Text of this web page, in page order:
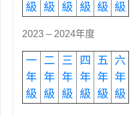
級 級 級 級 級 級
2023 – 2024年度
一
年
級
二
年
級
三
年
級
四
年
級
五
年
級
六
年
級